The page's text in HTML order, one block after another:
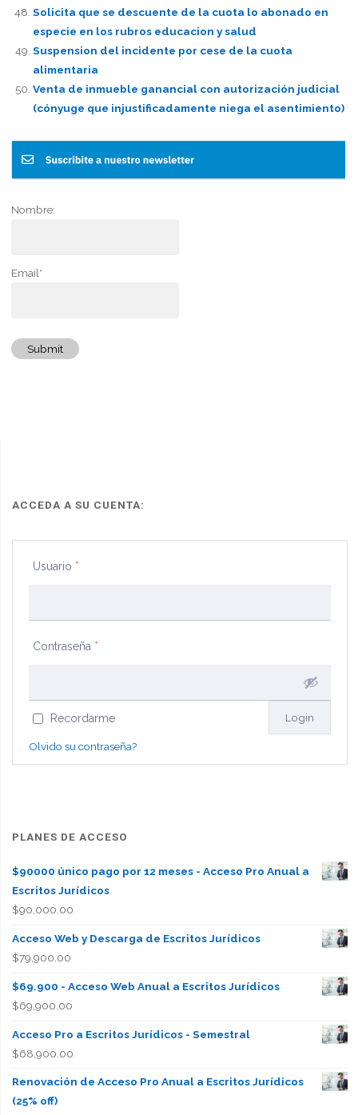
Solicita que se descuente de la cuota lo abonado en
especie en los rubros educacion y salud
Suspension del incidente por cese de la cuota
alimentaria
Venta de inmueble ganancial con autorización judicial
(cónyuge que injustificadamente niega el asentimiento)
Nombre:
Email*
Submit
ACCEDA A SU CUENTA:
Usuario *
Contraseña *
Recordarme
Olvido su contraseña?
PLANES DE ACCESO
$90000 único pago por 12 meses - Acceso Pro Anual a
Escritos Jurídicos
$90,000.00
Acceso Web y Descarga de Escritos Jurídicos
$79,900.00
$69.900 - Acceso Web Anual a Escritos Jurídicos
$69,900.00
Acceso Pro a Escritos Jurídicos - Semestral
$68,900.00
Renovación de Acceso Pro Anual a Escritos Jurídicos
(25% off)